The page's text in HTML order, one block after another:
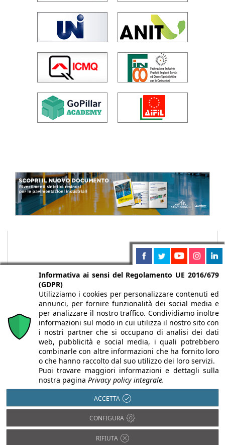
Chi siamo Autori Per la tua pubblicità
Iscriviti alla
newsletter
Infobuild è testata registrata presso il Tribunale di Milano al n° 63
dell’8/3/2013 - ISSN 2282-2267
© 2000-2026 Infoweb srl - P.IVA 13155920153 - Tutti i diritti
Informativa ai sensi del Regolamento UE 2016/679
(GDPR)
Utilizziamo i cookies per personalizzare contenuti ed
annunci, per fornire funzionalità dei social media e
per analizzare il nostro traffico. Condividiamo inoltre
informazioni sul modo in cui utilizza il nostro sito con
i nostri partner che si occupano di analisi dei dati
web, pubblicità e social media, i quali potrebbero
combinarle con altre informazioni che ha fornito loro
o che hanno raccolto dal suo utilizzo dei loro servizi.
Puoi trovare maggiori informazioni e dettagli sulla
nostra pagina Privacy policy integrale.
ACCETTA
CONFIGURA
RIFIUTA